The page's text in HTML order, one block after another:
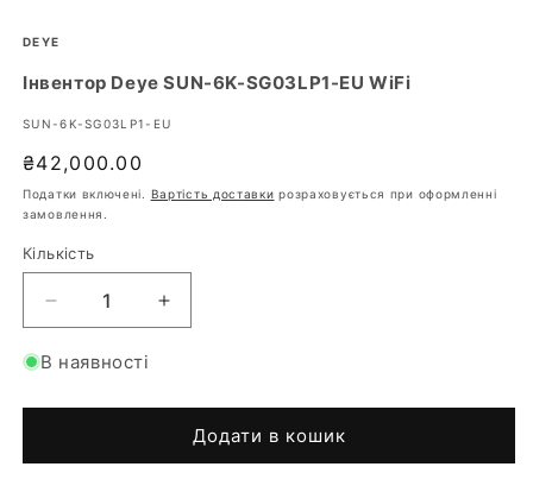
режимі
DEYE
Інвентор Deye SUN-6K-SG03LP1-EU WiFi
:SUN-6K-SG03LP1-EU
Звичайна
ціна
₴42,000.00
Податки включені. Вартість доставки розраховується при оформленні
замовлення.
Кількість
Зменшити
кількість
для
Deye
6K-
Збільшити
кількість
Deye
SUN-
6K-
В наявності
Додати в кошик